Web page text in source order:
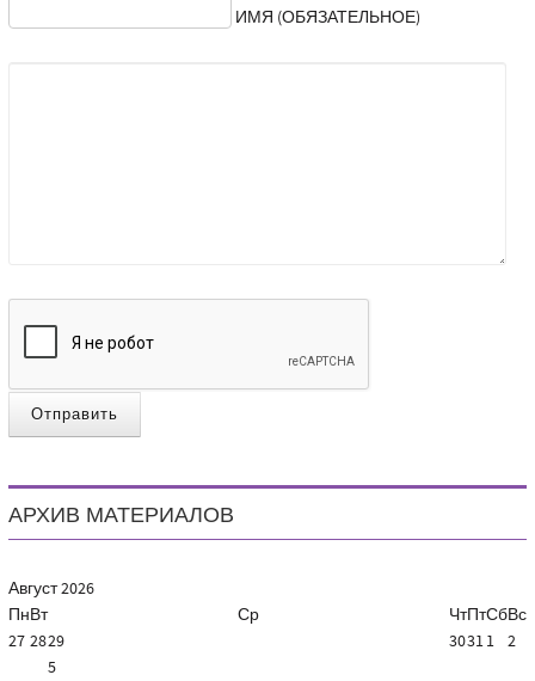
ИМЯ (ОБЯЗАТЕЛЬНОЕ)
Отправить
АРХИВ МАТЕРИАЛОВ
Август2026
ПнВт Ср ЧтПтСбВс
27 2829 30311
2
5